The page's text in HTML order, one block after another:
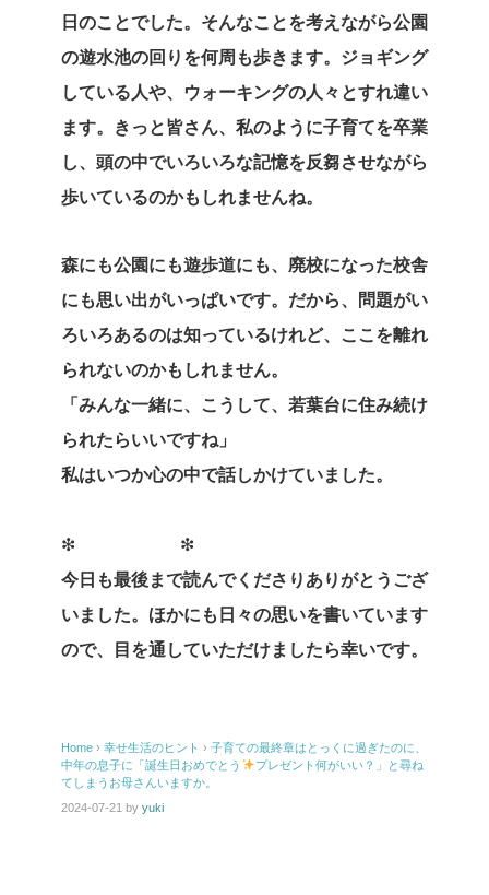
日のことでした。そんなことを考えながら公園
の遊水池の回りを何周も歩きます。ジョギング
している人や、ウォーキングの人々とすれ違い
ます。きっと皆さん、私のように子育てを卒業
し、頭の中でいろいろな記憶を反芻させながら
歩いているのかもしれませんね。
森にも公園にも遊歩道にも、廃校になった校舎
にも思い出がいっぱいです。だから、問題がい
ろいろあるのは知っているけれど、ここを離れ
られないのかもしれません。
「みんな一緒に、こうして、若葉台に住み続け
られたらいいですね」
私はいつか心の中で話しかけていました。
❇ ❇
今日も最後まで読んでくださりありがとうござ
いました。ほかにも日々の思いを書いています
ので、目を通していただけましたら幸いです。
Home › 幸せ生活のヒント › 子育ての最終章はとっくに過ぎたのに、
中年の息子に「誕生日おめでとう
プレゼント何がいい？」と尋ね
てしまうお母さんいますか。
2024-07-21 by yuki